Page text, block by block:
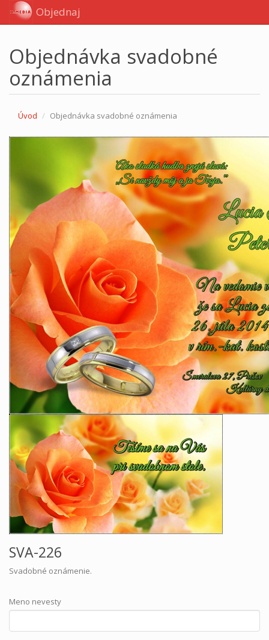
Objednaj
Objednávka svadobné
oznámenia
Úvod Objednávka svadobné oznámenia
SVA-226
Svadobné oznámenie.
Meno nevesty